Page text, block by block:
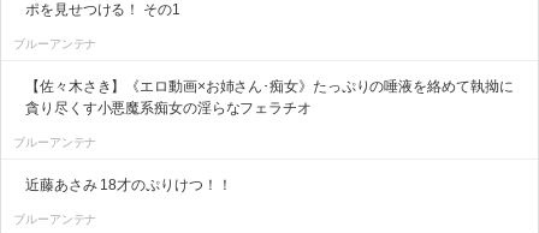
ポを見せつける！ その1
ブルーアンテナ
【佐々木さき】《エロ動画×お姉さん･痴女》たっぷりの唾液を絡めて執拗に
貪り尽くす小悪魔系痴女の淫らなフェラチオ
ブルーアンテナ
近藤あさみ 18才のぷりけつ！！
ブルーアンテナ